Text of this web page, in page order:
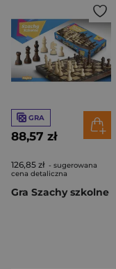
GRA
88,57 zł
126,85 zł - sugerowana
cena detaliczna
Gra Szachy szkolne